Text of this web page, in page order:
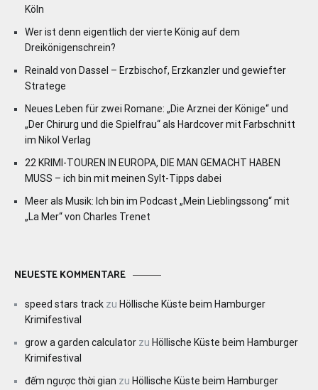
Köln
Wer ist denn eigentlich der vierte König auf dem
Dreikönigenschrein?
Reinald von Dassel – Erzbischof, Erzkanzler und gewiefter
Stratege
Neues Leben für zwei Romane: „Die Arznei der Könige“ und
„Der Chirurg und die Spielfrau“ als Hardcover mit Farbschnitt
im Nikol Verlag
22 KRIMI-TOUREN IN EUROPA, DIE MAN GEMACHT HABEN
MUSS – ich bin mit meinen Sylt-Tipps dabei
Meer als Musik: Ich bin im Podcast „Mein Lieblingssong“ mit
„La Mer“ von Charles Trenet
NEUESTE KOMMENTARE
speed stars track zu Höllische Küste beim Hamburger
Krimifestival
grow a garden calculator zu Höllische Küste beim Hamburger
Krimifestival
đếm ngược thời gian zu Höllische Küste beim Hamburger